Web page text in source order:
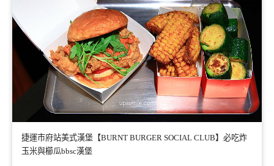
捷運市府站美式漢堡【BURNT BURGER SOCIAL CLUB】必吃炸
玉米與櫛瓜bbsc漢堡